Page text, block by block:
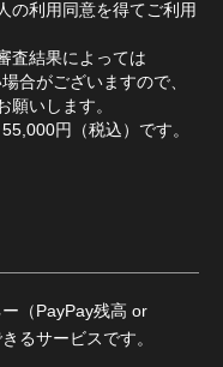
の利用同意を得てご利用
査結果によっては
合がございますので、
願いします。
円（税込）です。
（PayPay残高 or
るサービスです。